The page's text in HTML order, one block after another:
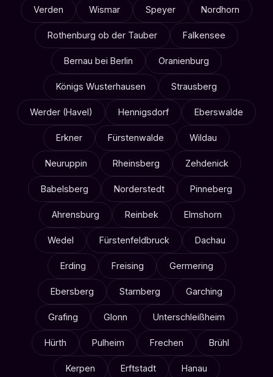
Verden Wismar Speyer Nordhorn
Rothenburg ob der Tauber Falkensee
Bernau bei Berlin Oranienburg
Königs Wusterhausen Strausberg
Werder (Havel) Hennigsdorf Eberswalde
Erkner Fürstenwalde Wildau
Neuruppin Rheinsberg Zehdenick
Babelsberg Norderstedt Pinneberg
Ahrensburg Reinbek Elmshorn
Wedel Fürstenfeldbruck Dachau
Erding Freising Germering
Ebersberg Starnberg Garching
Grafing Glonn Unterschleißheim
Hürth Pulheim Frechen Brühl
Kerpen Erftstadt Hanau